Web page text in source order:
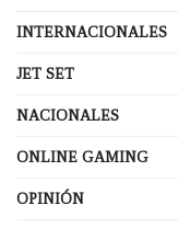
INTERNACIONALES
JET SET
NACIONALES
ONLINE GAMING
OPINIÓN